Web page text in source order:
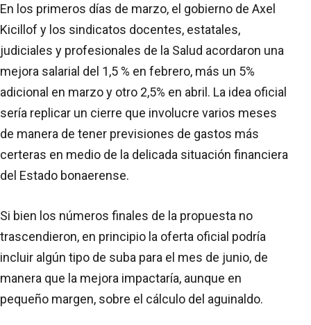
En los primeros días de marzo, el gobierno de Axel
Kicillof y los sindicatos docentes, estatales,
judiciales y profesionales de la Salud acordaron una
mejora salarial del 1,5 % en febrero, más un 5%
adicional en marzo y otro 2,5% en abril. La idea oficial
sería replicar un cierre que involucre varios meses
de manera de tener previsiones de gastos más
certeras en medio de la delicada situación financiera
del Estado bonaerense.
Si bien los números finales de la propuesta no
trascendieron, en principio la oferta oficial podría
incluir algún tipo de suba para el mes de junio, de
manera que la mejora impactaría, aunque en
pequeño margen, sobre el cálculo del aguinaldo.